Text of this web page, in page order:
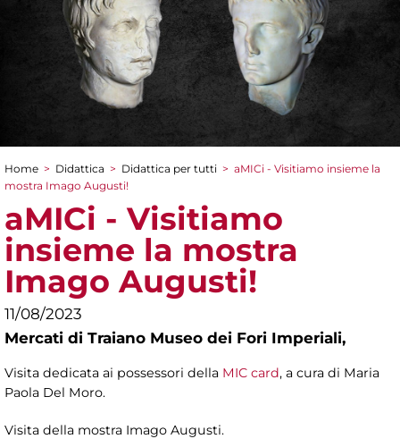
Tu sei qui
Home > Didattica > Didattica per tutti > aMICi - Visitiamo insieme la
mostra Imago Augusti!
aMICi - Visitiamo
insieme la mostra
Imago Augusti!
11/08/2023
Mercati di Traiano Museo dei Fori Imperiali,
Visita dedicata ai possessori della MIC card, a cura di Maria
Paola Del Moro.
Visita della mostra Imago Augusti.